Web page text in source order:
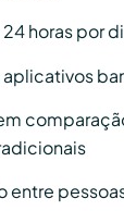
horas por
entre